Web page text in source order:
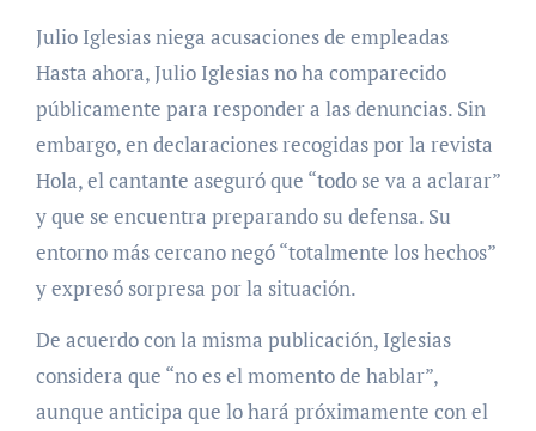
Julio Iglesias niega acusaciones de empleadas
Hasta ahora, Julio Iglesias no ha comparecido
públicamente para responder a las denuncias. Sin
embargo, en declaraciones recogidas por la revista
Hola, el cantante aseguró que “todo se va a aclarar”
y que se encuentra preparando su defensa. Su
entorno más cercano negó “totalmente los hechos”
y expresó sorpresa por la situación.
De acuerdo con la misma publicación, Iglesias
considera que “no es el momento de hablar”,
aunque anticipa que lo hará próximamente con el